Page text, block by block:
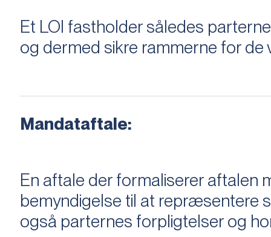
Et LOI fastholder således
og dermed sikre rammerne for de
Mandataftale:
En aftale der formaliserer
bemyndigelse til at repræsentere
også parternes forpligtelser og